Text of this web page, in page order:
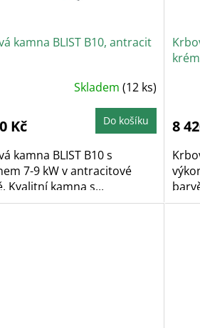
kamna BLIST B10, antracit
Skladem(12 ks)
Kč Do košíku
kamna BLIST B10 s
7-9 kW v antracitové
Kvalitní kamna s...
8